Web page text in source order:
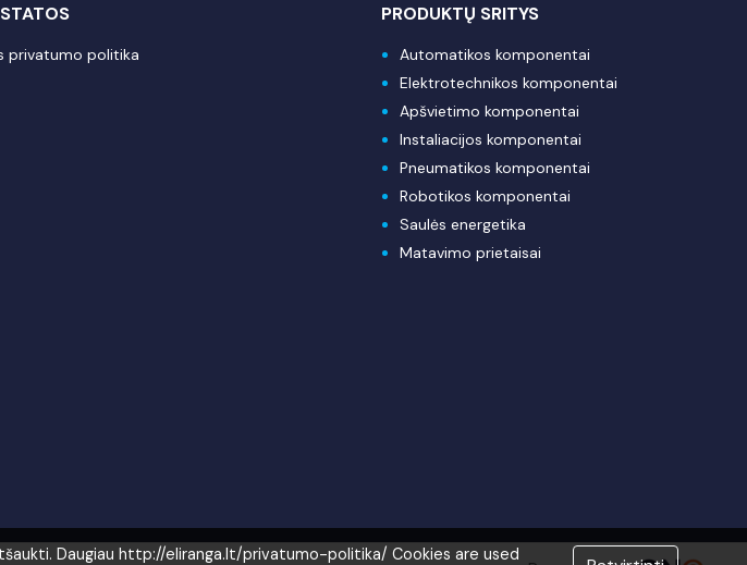
Daugiau http://eliranga.lt/privatumo-politika/ Cookies are used
privatumo politika
PRODUKTŲ SRITYS
Automatikos komponentai
Elektrotechnikos komponentai
Apšvietimo komponentai
Instaliacijos komponentai
Pneumatikos komponentai
Robotikos komponentai
Saulės energetika
Matavimo prietaisai